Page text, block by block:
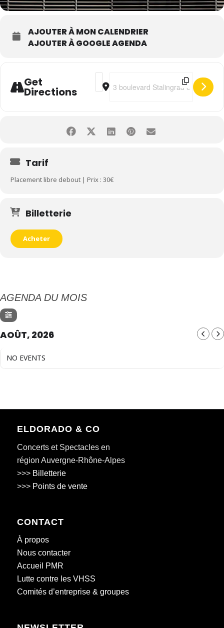
AJOUTER À MON CALENDRIER
AJOUTER À GOOGLE AGENDA
Get
Directions
Address - Louis Cole Big Band
Destination Address - Louis Cole
Tarif
Placement libre debout | Prix : 30€
Billetterie
Acheter
AGENDA DU MOIS
AOÛT, 2026
NO EVENTS
ELDORADO & CO
Concerts et Spectacles en
région Auvergne-Rhône-Alpes
>>> Billetterie
>>> Points de vente
CONTACT
À propos
Nous contacter
Accueil PMR
Lutte contre les VHSS
Comités d’entreprise & groupes